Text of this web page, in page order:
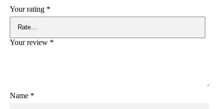
Your rating *
Your review *
Name *